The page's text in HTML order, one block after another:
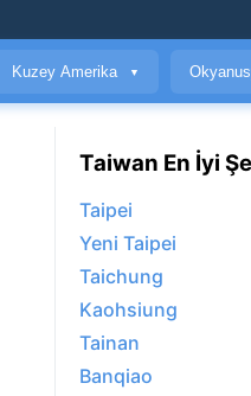
Kuzey Amerika ▼
Taiwan En İyi
Taipei
Yeni Taipei
Taichung
Kaohsiung
Tainan
Banqiao